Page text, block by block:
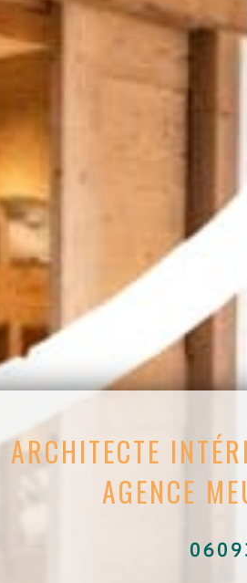
ARCHITECTE
AGENCE